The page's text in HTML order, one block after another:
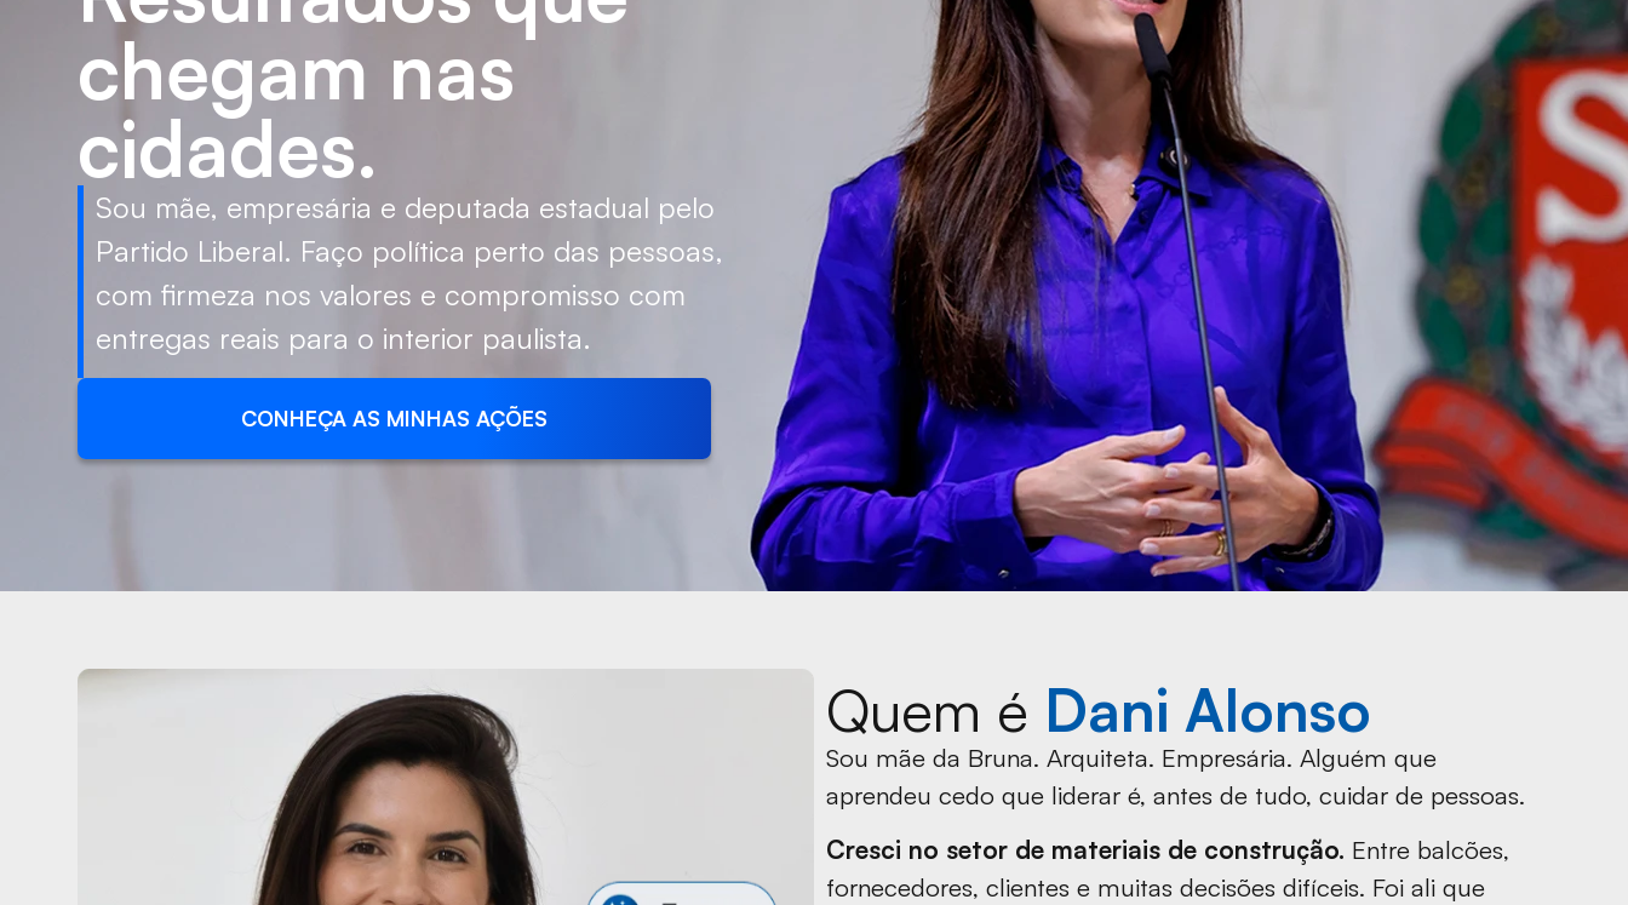
chegam nas
cidades.
Sou mãe, empresária e deputada estadual pelo
Partido Liberal. Faço política perto das pessoas,
com firmeza nos valores e compromisso com
entregas reais para o interior paulista.
CONHEÇA AS MINHAS AÇÕES
Quem é Dani Alonso
Sou mãe da Bruna. Arquiteta. Empresária. Alguém que
aprendeu cedo que liderar é, antes de tudo, cuidar de pessoas.
Cresci no setor de materiais de construção. Entre balcões,
fornecedores, clientes e muitas decisões difíceis. Foi ali que